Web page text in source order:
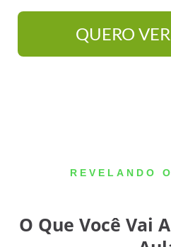
QUERO
REVELANDO
O Que Você Vai